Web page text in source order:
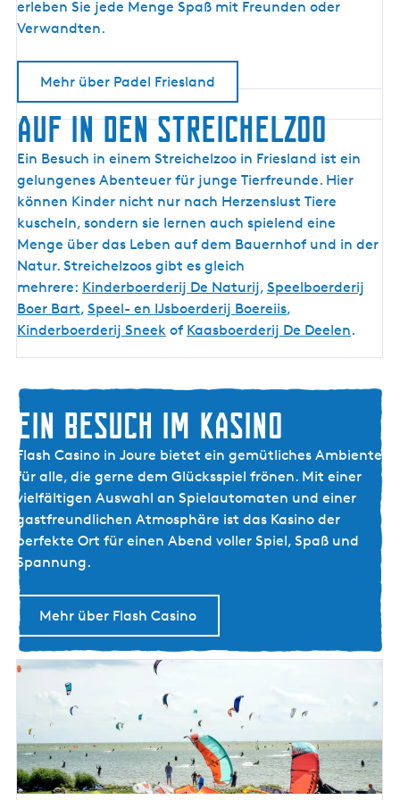
N
E
Z
H
E
I
N
erleben Sie jede Menge Spaß mit Freunden oder
Verwandten.
Mehr über Padel Friesland
AUF IN DEN STREICHELZOO
Ein Besuch in einem Streichelzoo in Friesland ist ein
gelungenes Abenteuer für junge Tierfreunde. Hier
können Kinder nicht nur nach Herzenslust Tiere
kuscheln, sondern sie lernen auch spielend eine
Menge über das Leben auf dem Bauernhof und in der
Natur. Streichelzoos gibt es gleich
mehrere: Kinderboerderij De Naturij, Speelboerderij
Boer Bart, Speel- en IJsboerderij Boereiis,
Kinderboerderij Sneek of Kaasboerderij De Deelen.
EIN BESUCH IM KASINO
E
N
B
E
S
U
C
H
I
M
I
N
Flash Casino in Joure bietet ein gemütliches Ambiente
für alle, die gerne dem Glücksspiel frönen. Mit einer
vielfältigen Auswahl an Spielautomaten und einer
gastfreundlichen Atmosphäre ist das Kasino der
perfekte Ort für einen Abend voller Spiel, Spaß und
Spannung.
Mehr über Flash Casino